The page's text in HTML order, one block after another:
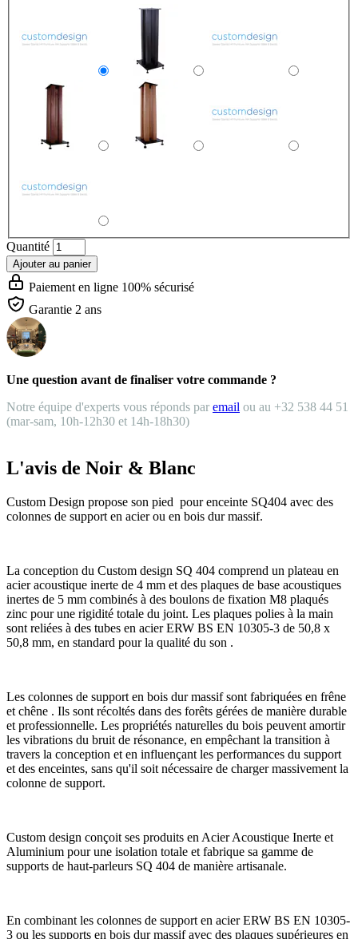
Quantité
Ajouter au panier
Paiement en ligne 100% sécurisé
Garantie 2 ans
Une question avant de finaliser votre commande ?
Notre équipe d'experts vous réponds par email ou au +32 538 44 51
(mar-sam, 10h-12h30 et 14h-18h30)
L'avis de Noir & Blanc
Custom Design propose son pied pour enceinte SQ404 avec des
colonnes de support en acier ou en bois dur massif.
La conception du Custom design SQ 404 comprend un plateau en
acier acoustique inerte de 4 mm et des plaques de base acoustiques
inertes de 5 mm combinés à des boulons de fixation M8 plaqués
zinc pour une rigidité totale du joint. Les plaques polies à la main
sont reliées à des tubes en acier ERW BS EN 10305-3 de 50,8 x
50,8 mm, en standard pour la qualité du son .
Les colonnes de support en bois dur massif sont fabriquées en frêne
et chêne . Ils sont récoltés dans des forêts gérées de manière durable
et professionnelle. Les propriétés naturelles du bois peuvent amortir
les vibrations du bruit de résonance, en empêchant la transition à
travers la conception et en influençant les performances du support
et des enceintes, sans qu'il soit nécessaire de charger massivement la
colonne de support.
Custom design conçoit ses produits en Acier Acoustique Inerte et
Aluminium pour une isolation totale et fabrique sa gamme de
supports de haut-parleurs SQ 404 de manière artisanale.
En combinant les colonnes de support en acier ERW BS EN 10305-
3 ou les supports en bois dur massif avec des plaques supérieures en